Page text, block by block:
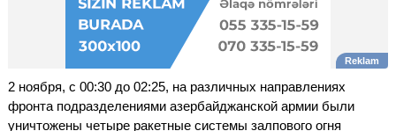
2 ноября, с 00:30 до 02:25, на различных направлениях
фронта подразделениями азербайджанской армии были
уничтожены четыре ракетные системы залпового огня